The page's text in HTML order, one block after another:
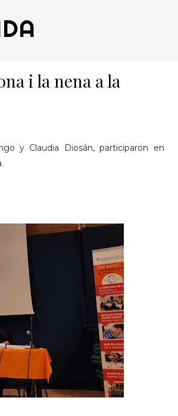
i la nena a la
y Claudia Diosán, participaron en